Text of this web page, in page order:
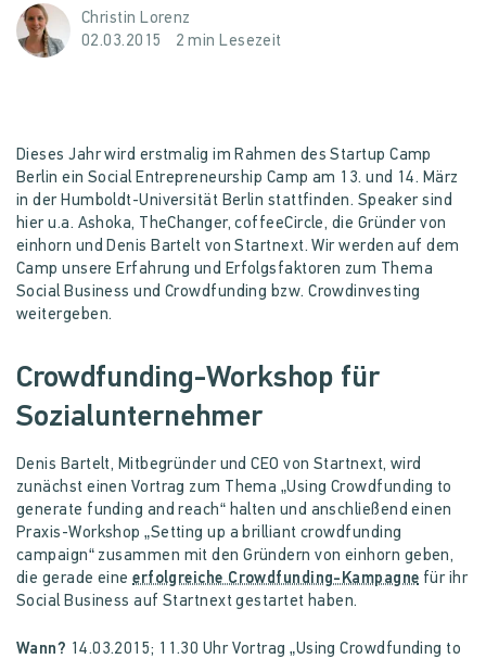
Christin Lorenz
02.03.2015
2 min Lesezeit
Dieses Jahr wird erstmalig im Rahmen des Startup Camp
Berlin ein Social Entrepreneurship Camp am 13. und 14. März
in der Humboldt-Universität Berlin stattfinden. Speaker sind
hier u.a. Ashoka, TheChanger, coffeeCircle, die Gründer von
einhorn und Denis Bartelt von Startnext. Wir werden auf dem
Camp unsere Erfahrung und Erfolgsfaktoren zum Thema
Social Business und Crowdfunding bzw. Crowdinvesting
weitergeben.
Crowdfunding-Workshop für
Sozialunternehmer
Denis Bartelt, Mitbegründer und CEO von Startnext, wird
zunächst einen Vortrag zum Thema „Using Crowdfunding to
generate funding and reach“ halten und anschließend einen
Praxis-Workshop „Setting up a brilliant crowdfunding
campaign“ zusammen mit den Gründern von einhorn geben,
die gerade eineerfolgreiche Crowdfunding-Kampagne für ihr
Social Business auf Startnext gestartet haben.
Wann? 14.03.2015; 11.30 Uhr Vortrag „Using Crowdfunding to